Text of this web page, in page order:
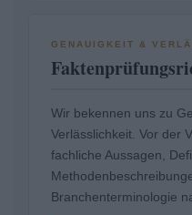
GENAUIGKEIT &
Wir bekennen uns zu
Verlässlichkeit. Vor der
fachliche Aussagen,
Branchenterminologie